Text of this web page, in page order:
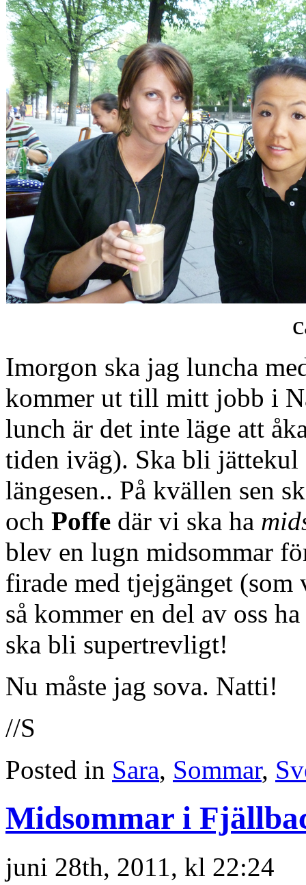
Imorgon ska jag luncha
kommer ut till mitt jobb i
lunch är det inte läge att
tiden iväg). Ska bli jättekul
längesen.. På kvällen sen
och Poffe där vi ska ha
blev en lugn midsommar
firade med tjejgänget
så kommer en del av oss
ska bli supertrevligt!
Nu måste jag sova. Natti!
//S
Posted in Sara, Sommar,
Midsommar i
juni 28th, 2011, kl 22:24